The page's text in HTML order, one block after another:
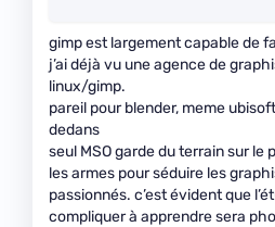
gimp est largement capable de
j’ai déjà vu une agence de
linux/gimp.
pareil pour blender, meme
dedans
seul MSO garde du terrain sur le
les armes pour séduire les
passionnés. c’est évident que
compliquer à apprendre sera